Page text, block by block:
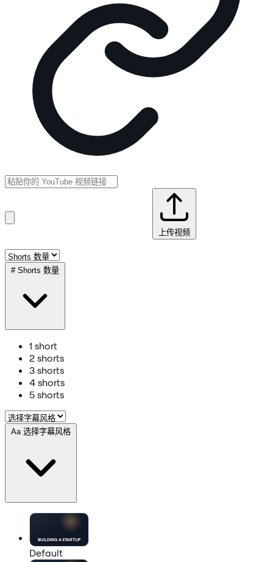
上传视频
# Shorts 数量
1 short
2 shorts
3 shorts
4 shorts
5 shorts
Aa 选择字幕风格
BUILDING ASTARTUP
Default